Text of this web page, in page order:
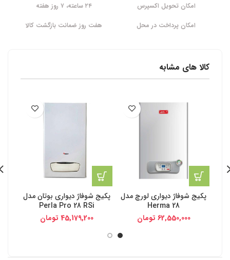
امکان تحویل اکسپرس
۲۴ ساعته، ۷ روز هفته
امکان پرداخت در محل
هفت روز ضمانت بازگشت کالا
کالا های مشابه
پکیج شوفاژ دیواری لورچ مدل
Herma 28
62,550,000 تومان
پکیج شوفاژ دیواری بوتان مدل
Perla Pro 28 RSi
45,179,200 تومان